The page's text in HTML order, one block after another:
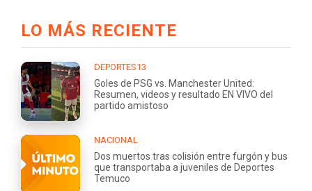
LO MÁS RECIENTE
DEPORTES13
Goles de PSG vs. Manchester United:
Resumen, videos y resultado EN VIVO del
partido amistoso
NACIONAL
Dos muertos tras colisión entre furgón y bus
que transportaba a juveniles de Deportes
Temuco